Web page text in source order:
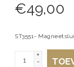
€49,00
ST3551-
+
-